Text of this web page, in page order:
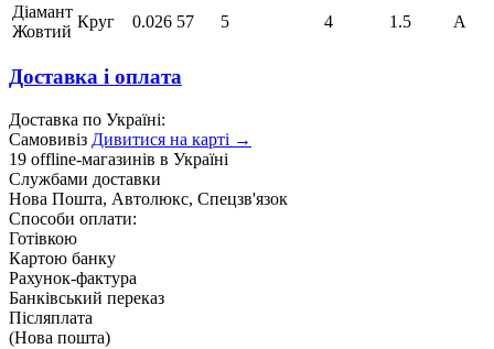
Діамант
Жовтий
Круг 0.026 57 5 4 1.5 А
Доставка і оплата
Доставка по Україні:
Самовивіз Дивитися на карті →
19 offline-магазинів в Україні
Службами доставки
Нова Пошта, Автолюкс, Спецзв'язок
Способи оплати:
Готівкою
Картою банку
Рахунок-фактура
Банківський переказ
Післяплата
(Нова пошта)